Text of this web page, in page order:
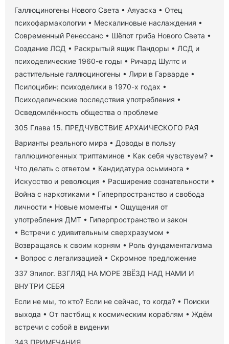
Галлюциногены Нового Света • Аяуаска • Отец
психофармакологии • Мескалиновые наслаждения •
Современный Ренессанс • Шёпот гриба Нового Света •
Создание ЛСД • Раскрытый ящик Пандоры • ЛСД и
психоделические 1960-е годы • Ричард Шултс и
растительные галлюциногены • Лири в Гарварде •
Псилоцибин: психоделики в 1970-х годах •
Психоделические последствия употребления •
Осведомлённость общества о проблеме
305 Глава 15. ПРЕДЧУВСТВИЕ АРХАИЧЕСКОГО РАЯ
Варианты реального мира • Доводы в пользу
галлюциногенных триптаминов • Как себя чувствуем? •
Что делать с ответом • Кандидатура осьминога •
Искусство и революция • Расширение сознательности •
Война с наркотиками • Гиперпространство и свобода
личности • Новые моменты • Ощущения от
употребления ДМТ • Гиперпространство и закон
• Встречи с удивительным сверхразумом •
Возвращаясь к своим корням • Роль фундаментализма
• Вопрос с легализацией • Скромное предложение
337 Эпилог. ВЗГЛЯД НА МОРЕ ЗВЁЗД НАД НАМИ И
ВНУТРИ СЕБЯ
Если не мы, то кто? Если не сейчас, то когда? • Поиски
выхода • От пастбищ к космическим кораблям • Ждём
встречи с собой в видении
343 ПРИМЕЧАНИЯ